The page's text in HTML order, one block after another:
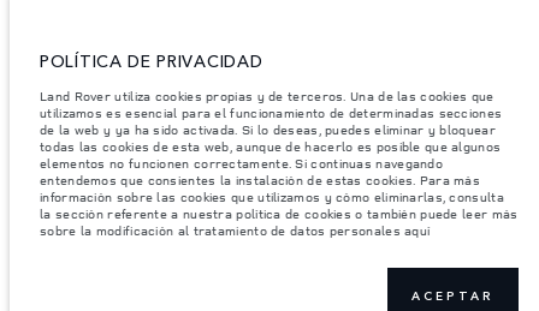
las especificaciones, el diseño y la producción de sus vehículos, piezas y
accesorios, por lo que se producen modificaciones de forma continua y sin
vendrán incluidas de serie. La información, las especificaciones, los motores
y los colores que aparecen en esta página web se basan en las
especificaciones europeas. Estos pueden variar en función del mercado y
pueden ser modificados sin previo aviso. Algunos vehículos se muestran con
equipamiento opcional y accesorios originales que pueden no estar
disponibles en todos los mercados. Ponte en contacto con tu concesionario
local para consultar disponibilidad y precios.
Cargas Máximas por Eje no se excedan al cargar el vehículo con accesorios,
POLÍTICA DE PRIVACIDAD
Land Rover utiliza cookies propias y de terceros. Una de las cookies que
utilizamos es esencial para el funcionamiento de determinadas secciones
de la web y ya ha sido activada. Si lo deseas, puedes eliminar y bloquear
todas las cookies de esta web, aunque de hacerlo es posible que algunos
elementos no funcionen correctamente. Si continuas navegando
entendemos que consientes la instalación de estas cookies. Para más
información sobre las cookies que utilizamos y cómo eliminarlas, consulta
la sección referente a nuestra política de cookies o también puede leer más
sobre la modificación al tratamiento de datos personales aquí
ACEPTAR